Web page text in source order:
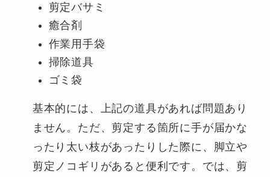
剪定バサミ
癒合剤
作業用手袋
掃除道具
ゴミ袋
基本的には、上記の道具があれば問題あり
ません。ただ、剪定する箇所に手が届かな
ったり太い枝があったりした際に、脚立や
剪定ノコギリがあると便利です。では、剪